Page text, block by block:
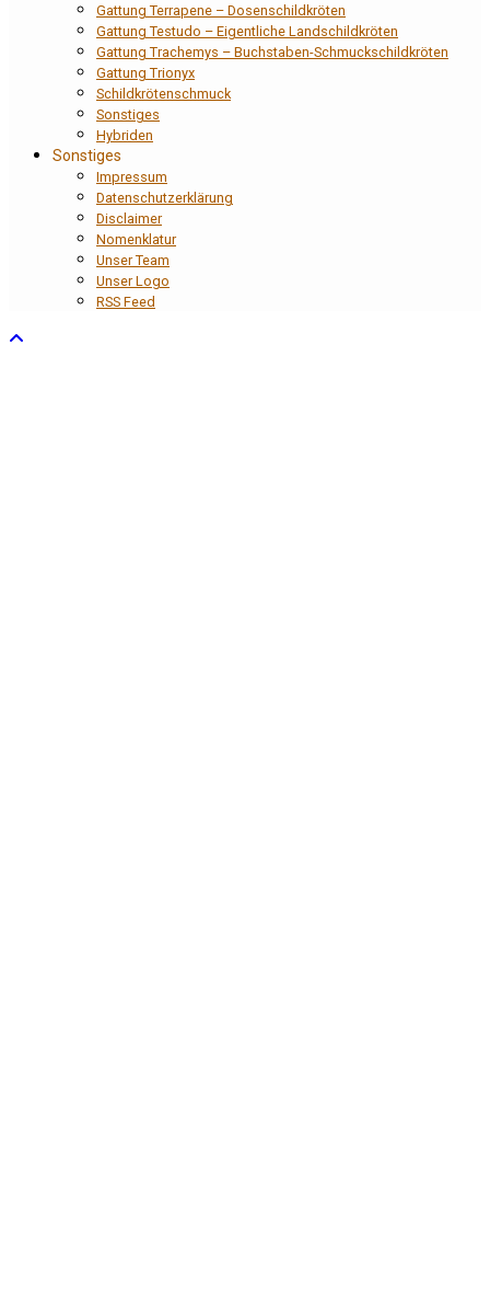
Gattung Terrapene – Dosenschildkröten
Gattung Testudo – Eigentliche Landschildkröten
Gattung Trachemys – Buchstaben-Schmuckschildkröten
Gattung Trionyx
Schildkrötenschmuck
Sonstiges
Hybriden
Sonstiges
Impressum
Datenschutzerklärung
Disclaimer
Nomenklatur
Unser Team
Unser Logo
RSS Feed